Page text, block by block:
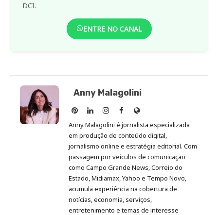
DCI.
ENTRE NO CANAL
Anny Malagolini
Anny
Malagolini
no
Pinterest
Anny
Malagolini
no
LinkedIn
Anny
Malagolini
no
Instagram
Anny
Malagolini
no
Facebook
Site
de
Anny
Malagolini
Anny Malagolini é jornalista especializada
em produção de conteúdo digital,
jornalismo online e estratégia editorial. Com
passagem por veículos de comunicação
como Campo Grande News, Correio do
Estado, Midiamax, Yahoo e Tempo Novo,
acumula experiência na cobertura de
notícias, economia, serviços,
entretenimento e temas de interesse